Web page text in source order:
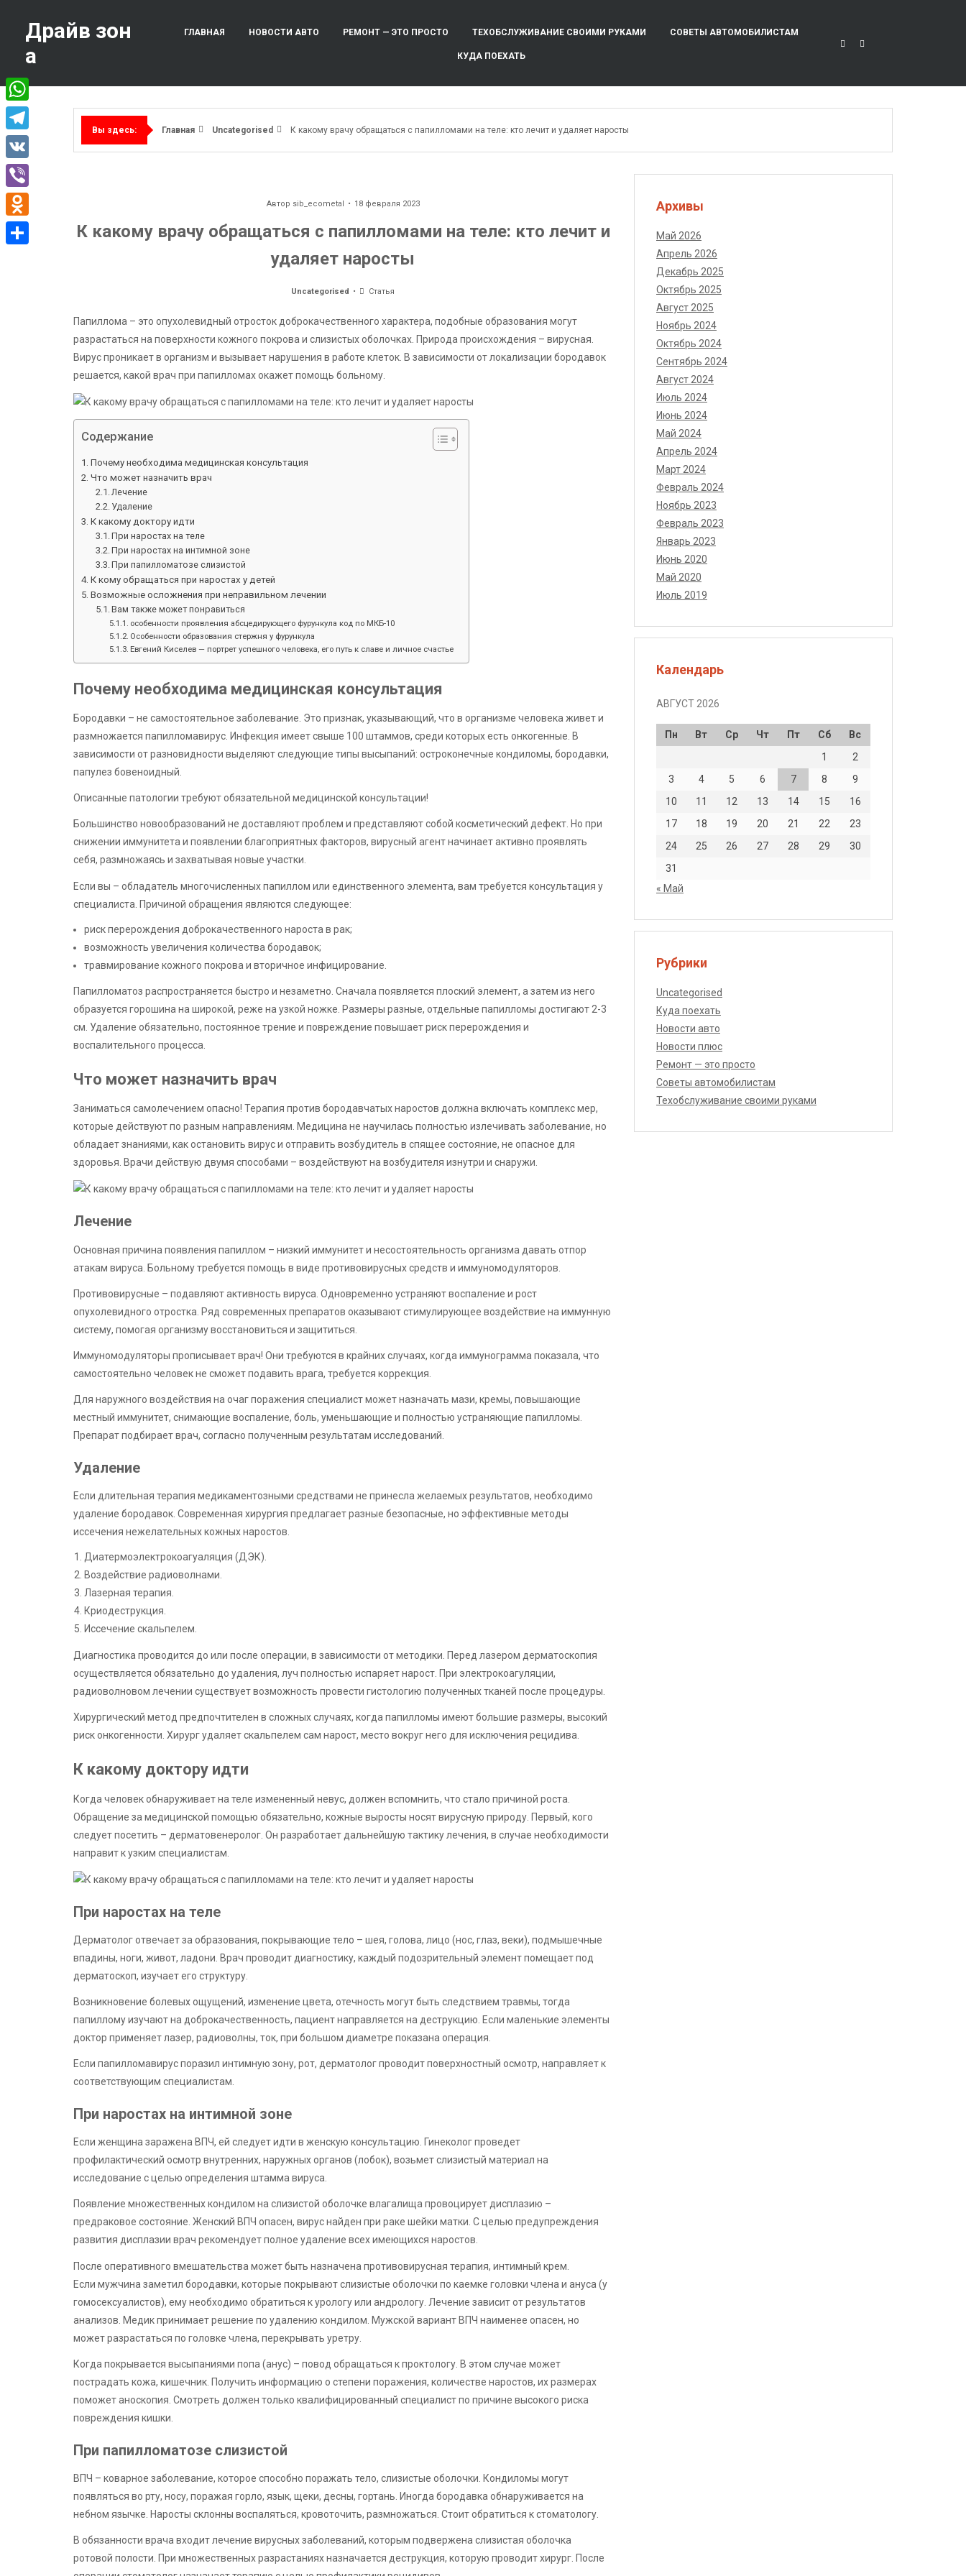
содержимому
Драйв зон
а
ГЛАВНАЯ НОВОСТИ АВТО РЕМОНТ — ЭТО ПРОСТО ТЕХОБСЛУЖИВАНИЕ СВОИМИ РУКАМИ СОВЕТЫ АВТОМОБИЛИСТАМ
КУДА ПОЕХАТЬ
Вы здесь: Главная Uncategorised К какому врачу обращаться с папилломами на теле: кто лечит и удаляет наросты
Автор sib_ecometal 18 февраля 2023
К какому врачу обращаться с папилломами на теле: кто лечит и
удаляет наросты
Uncategorised Статья
Папиллома – это опухолевидный отросток доброкачественного характера, подобные образования могут
разрастаться на поверхности кожного покрова и слизистых оболочках. Природа происхождения – вирусная.
Вирус проникает в организм и вызывает нарушения в работе клеток. В зависимости от локализации бородавок
решается, какой врач при папилломах окажет помощь больному.
Содержание
Почему необходима медицинская консультация
Что может назначить врач
Лечение
Удаление
К какому доктору идти
При наростах на теле
При наростах на интимной зоне
При папилломатозе слизистой
К кому обращаться при наростах у детей
Возможные осложнения при неправильном лечении
Вам также может понравиться
особенности проявления абсцедирующего фурункула код по МКБ-10
Особенности образования стержня у фурункула
Евгений Киселев — портрет успешного человека, его путь к славе и личное счастье
Почему необходима медицинская консультация
Бородавки – не самостоятельное заболевание. Это признак, указывающий, что в организме человека живет и
размножается папилломавирус. Инфекция имеет свыше 100 штаммов, среди которых есть онкогенные. В
зависимости от разновидности выделяют следующие типы высыпаний: остроконечные кондиломы, бородавки,
папулез бовеноидный.
Описанные патологии требуют обязательной медицинской консультации!
Большинство новообразований не доставляют проблем и представляют собой косметический дефект. Но при
снижении иммунитета и появлении благоприятных факторов, вирусный агент начинает активно проявлять
себя, размножаясь и захватывая новые участки.
Если вы – обладатель многочисленных папиллом или единственного элемента, вам требуется консультация у
специалиста. Причиной обращения являются следующее:
риск перерождения доброкачественного нароста в рак;
возможность увеличения количества бородавок;
травмирование кожного покрова и вторичное инфицирование.
Папилломатоз распространяется быстро и незаметно. Сначала появляется плоский элемент, а затем из него
образуется горошина на широкой, реже на узкой ножке. Размеры разные, отдельные папилломы достигают 2-3
см. Удаление обязательно, постоянное трение и повреждение повышает риск перерождения и
воспалительного процесса.
Что может назначить врач
Заниматься самолечением опасно! Терапия против бородавчатых наростов должна включать комплекс мер,
которые действуют по разным направлениям. Медицина не научилась полностью излечивать заболевание, но
обладает знаниями, как остановить вирус и отправить возбудитель в спящее состояние, не опасное для
здоровья. Врачи действую двумя способами – воздействуют на возбудителя изнутри и снаружи.
Лечение
Основная причина появления папиллом – низкий иммунитет и несостоятельность организма давать отпор
атакам вируса. Больному требуется помощь в виде противовирусных средств и иммуномодуляторов.
Противовирусные – подавляют активность вируса. Одновременно устраняют воспаление и рост
опухолевидного отростка. Ряд современных препаратов оказывают стимулирующее воздействие на иммунную
систему, помогая организму восстановиться и защититься.
Иммуномодуляторы прописывает врач! Они требуются в крайних случаях, когда иммунограмма показала, что
самостоятельно человек не сможет подавить врага, требуется коррекция.
Для наружного воздействия на очаг поражения специалист может назначать мази, кремы, повышающие
местный иммунитет, снимающие воспаление, боль, уменьшающие и полностью устраняющие папилломы.
Препарат подбирает врач, согласно полученным результатам исследований.
Удаление
Если длительная терапия медикаментозными средствами не принесла желаемых результатов, необходимо
удаление бородавок. Современная хирургия предлагает разные безопасные, но эффективные методы
иссечения нежелательных кожных наростов.
Диатермоэлектрокоагуаляция (ДЭК).
Воздействие радиоволнами.
Лазерная терапия.
Криодеструкция.
Иссечение скальпелем.
Диагностика проводится до или после операции, в зависимости от методики. Перед лазером дерматоскопия
осуществляется обязательно до удаления, луч полностью испаряет нарост. При электрокоагуляции,
радиоволновом лечении существует возможность провести гистологию полученных тканей после процедуры.
Хирургический метод предпочтителен в сложных случаях, когда папилломы имеют большие размеры, высокий
риск онкогенности. Хирург удаляет скальпелем сам нарост, место вокруг него для исключения рецидива.
К какому доктору идти
Когда человек обнаруживает на теле измененный невус, должен вспомнить, что стало причиной роста.
Обращение за медицинской помощью обязательно, кожные выросты носят вирусную природу. Первый, кого
следует посетить – дерматовенеролог. Он разработает дальнейшую тактику лечения, в случае необходимости
направит к узким специалистам.
При наростах на теле
Дерматолог отвечает за образования, покрывающие тело – шея, голова, лицо (нос, глаз, веки), подмышечные
впадины, ноги, живот, ладони. Врач проводит диагностику, каждый подозрительный элемент помещает под
дерматоскоп, изучает его структуру.
Возникновение болевых ощущений, изменение цвета, отечность могут быть следствием травмы, тогда
папиллому изучают на доброкачественность, пациент направляется на деструкцию. Если маленькие элементы
доктор применяет лазер, радиоволны, ток, при большом диаметре показана операция.
Если папилломавирус поразил интимную зону, рот, дерматолог проводит поверхностный осмотр, направляет к
соответствующим специалистам.
При наростах на интимной зоне
Если женщина заражена ВПЧ, ей следует идти в женскую консультацию. Гинеколог проведет
профилактический осмотр внутренних, наружных органов (лобок), возьмет слизистый материал на
исследование с целью определения штамма вируса.
Появление множественных кондилом на слизистой оболочке влагалища провоцирует дисплазию –
предраковое состояние. Женский ВПЧ опасен, вирус найден при раке шейки матки. С целью предупреждения
развития дисплазии врач рекомендует полное удаление всех имеющихся наростов.
После оперативного вмешательства может быть назначена противовирусная терапия, интимный крем.
Если мужчина заметил бородавки, которые покрывают слизистые оболочки по каемке головки члена и ануса (у
гомосексуалистов), ему необходимо обратиться к урологу или андрологу. Лечение зависит от результатов
анализов. Медик принимает решение по удалению кондилом. Мужской вариант ВПЧ наименее опасен, но
может разрастаться по головке члена, перекрывать уретру.
Когда покрывается высыпаниями попа (анус) – повод обращаться к проктологу. В этом случае может
пострадать кожа, кишечник. Получить информацию о степени поражения, количестве наростов, их размерах
поможет аноскопия. Смотреть должен только квалифицированный специалист по причине высокого риска
повреждения кишки.
При папилломатозе слизистой
ВПЧ – коварное заболевание, которое способно поражать тело, слизистые оболочки. Кондиломы могут
появляться во рту, носу, поражая горло, язык, щеки, десны, гортань. Иногда бородавка обнаруживается на
небном язычке. Наросты склонны воспаляться, кровоточить, размножаться. Стоит обратиться к стоматологу.
В обязанности врача входит лечение вирусных заболеваний, которым подвержена слизистая оболочка
ротовой полости. При множественных разрастаниях назначается деструкция, которую проводит хирург. После
Архивы
Май 2026
Апрель 2026
Декабрь 2025
Октябрь 2025
Август 2025
Ноябрь 2024
Октябрь 2024
Сентябрь 2024
Август 2024
Июль 2024
Июнь 2024
Май 2024
Апрель 2024
Март 2024
Февраль 2024
Ноябрь 2023
Февраль 2023
Январь 2023
Июнь 2020
Май 2020
Июль 2019
Календарь
АВГУСТ 2026
Пн Вт Ср Чт Пт Сб
Вс
1
2
3
4 5 6 7 8
9
10
11 12 13 14 15
16
17
18 19 20 21 22
23
24
25 26 27 28 29
30
31
« Май
Рубрики
Uncategorised
Куда поехать
Новости авто
Новости плюс
Ремонт — это просто
Советы автомобилистам
Техобслуживание своими руками
WhatsApp
Telegram
VK
Viber
Odnoklassniki